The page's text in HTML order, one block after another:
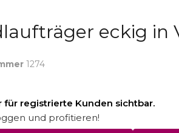
Schloss & Zubehör
eckig in
1274
für registrierte Kunden sichtbar.
und profitieren!